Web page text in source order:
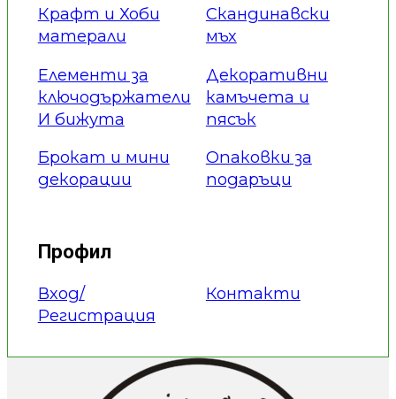
Крафт и Хоби
матерали
Елементи за
ключодържатели
И бижута
Брокат и мини
декорации
Скандинавски
мъх
Декоративни
камъчета и
пясък
Опаковки за
подаръци
Профил
Вход/
Регистрация
Контакти